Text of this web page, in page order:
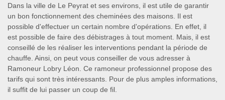
Dans la ville de Le Peyrat et ses environs, il est utile de garantir
un bon fonctionnement des cheminées des maisons. Il est
possible d'effectuer un certain nombre d'opérations. En effet, il
est possible de faire des débistrages à tout moment. Mais, il est
conseillé de les réaliser les interventions pendant la période de
chauffe. Ainsi, on peut vous conseiller de vous adresser à
Ramoneur Lobry Léon. Ce ramoneur professionnel propose des
tarifs qui sont très intéressants. Pour de plus amples informations,
il suffit de lui passer un coup de fil.